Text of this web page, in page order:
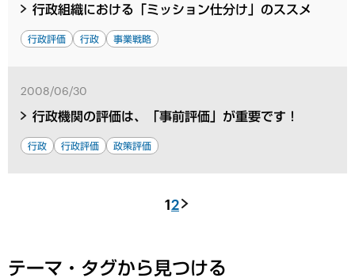
行政組織における「ミッション仕分け」のススメ
行政評価 行政 事業戦略
2008/06/30
行政機関の評価は、「事前評価」が重要です！
行政 行政評価 政策評価
12
テーマ・タグから見つける